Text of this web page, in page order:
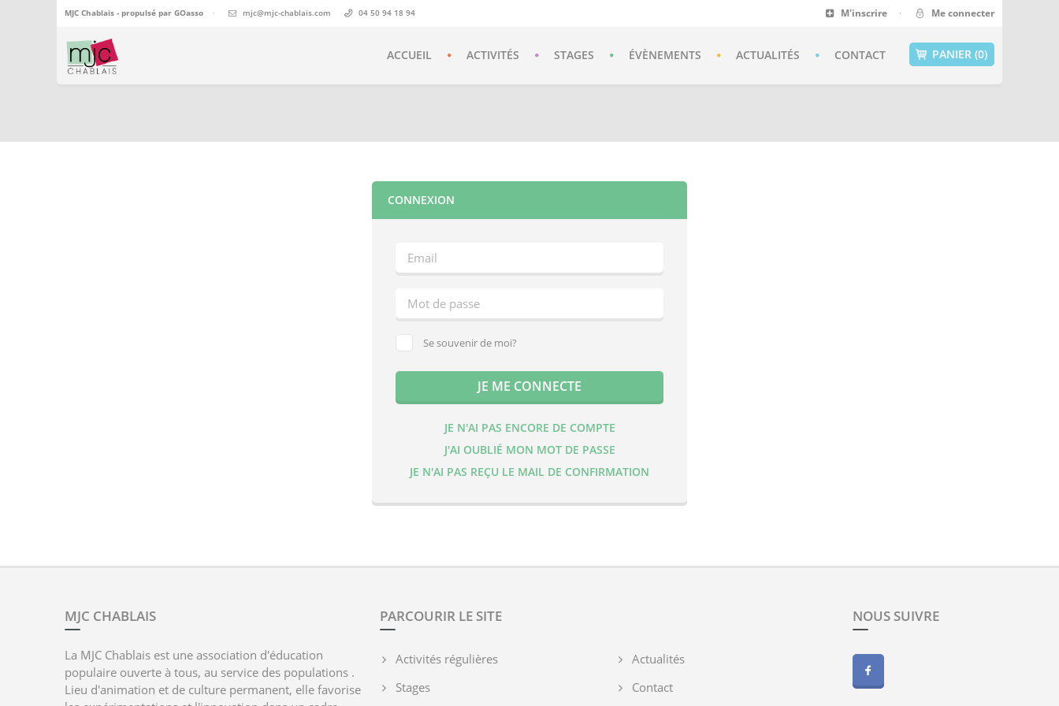
MJC Chablais - propulsé par GOasso · mjc@mjc-chablais.com 04 50 94 18 94 M'inscrire · Me connecter
PANIER (0)
ACCUEIL ACTIVITÉS STAGES ÉVÈNEMENTS ACTUALITÉS CONTACT
CONNEXION
Se souvenir de moi?
JE N'AI PAS ENCORE DE COMPTE
J'AI OUBLIÉ MON MOT DE PASSE
JE N'AI PAS REÇU LE MAIL DE CONFIRMATION
MJC CHABLAIS
La MJC Chablais est une association d'éducation
populaire ouverte à tous, au service des populations .
Lieu d'animation et de culture permanent, elle favorise
PARCOURIR LE SITE
Activités régulières
Stages
Actualités
Contact
NOUS SUIVRE